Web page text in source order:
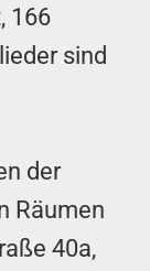
166
sind
der
Räumen
40a,